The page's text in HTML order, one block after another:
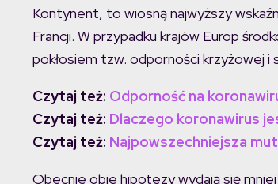
Kontynent, to wiosną najwyższy
Francji. W przypadku krajów Europ
pokłosiem tzw. odporności krzyżowej i
Czytaj też: Odporność na
Czytaj też: Dlaczego koronawirus
Czytaj też: Najpowszechniejsza
Obecnie obie hipotezy wydają się